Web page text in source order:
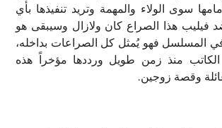
سوى الولاء والمهمة وتريد تنفيذها بأي
فيليب هذا الصراع كان ولازال وسيبقى هو
المسلسل فهو يُمثل كل الصراعات بداخله،
الكاتب منذ زمن طويل ورددها مؤخراً هذه
وقصة زوجين.